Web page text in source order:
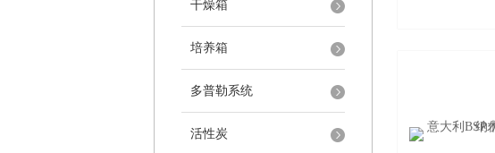
干燥箱
培养箱
多普勒系统
活性炭